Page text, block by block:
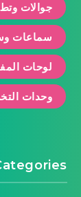
جوالات
سماعات
لوحات
وحدات